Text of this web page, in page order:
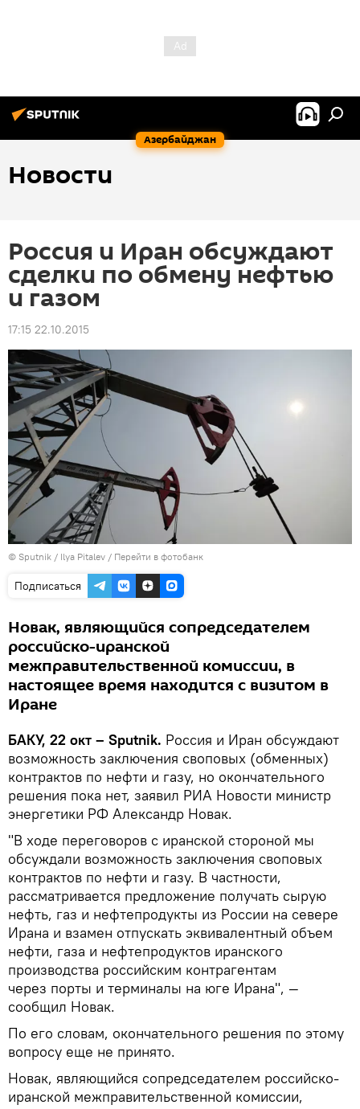
Азербайджан
Новости
Россия и Иран обсуждают
сделки по обмену нефтью
и газом
17:15 22.10.2015
© Sputnik / Ilya Pitalev / Перейти в фотобанк
Подписаться
Новак, являющийся сопредседателем
российско-иранской
межправительственной комиссии, в
настоящее время находится с визитом в
Иране
БАКУ, 22 окт – Sputnik. Россия и Иран обсуждают
возможность заключения своповых (обменных)
контрактов по нефти и газу, но окончательного
решения пока нет, заявил РИА Новости министр
энергетики РФ Александр Новак.
"В ходе переговоров с иранской стороной мы
обсуждали возможность заключения своповых
контрактов по нефти и газу. В частности,
рассматривается предложение получать сырую
нефть, газ и нефтепродукты из России на севере
Ирана и взамен отпускать эквивалентный объем
нефти, газа и нефтепродуктов иранского
производства российским контрагентам
через порты и терминалы на юге Ирана", —
сообщил Новак.
По его словам, окончательного решения по этому
вопросу еще не принято.
Новак, являющийся сопредседателем российско-
иранской межправительственной комиссии,